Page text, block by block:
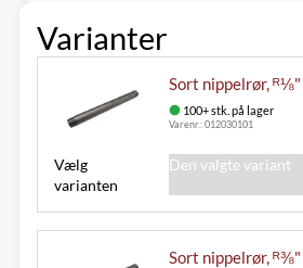
Varianter
Sort nippelrør,
100+ stk. på lager
Varenr.:012030101
Vælg
varianten
Den valgte variant
Sort nippelrør,